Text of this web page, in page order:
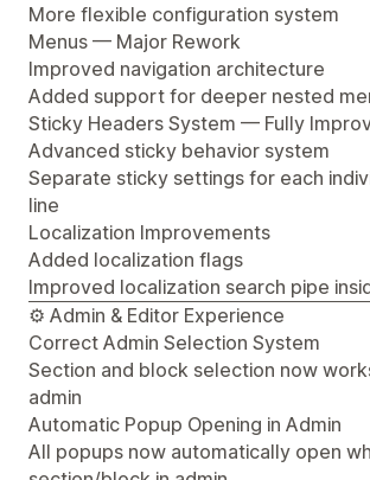
More flexible configuration system
Menus — Major Rework
Improved navigation architecture
Added support for deeper nested
Sticky Headers System — Fully
Advanced sticky behavior system
Separate sticky settings for each
line
Localization Improvements
Added localization flags
Improved localization search pipe
⚙️ Admin & Editor Experience
Correct Admin Selection System
Section and block selection now
admin
Automatic Popup Opening in Admin
All popups now automatically open